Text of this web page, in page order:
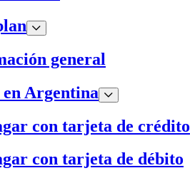
general
Argentina
con tarjeta de crédito
con tarjeta de débito